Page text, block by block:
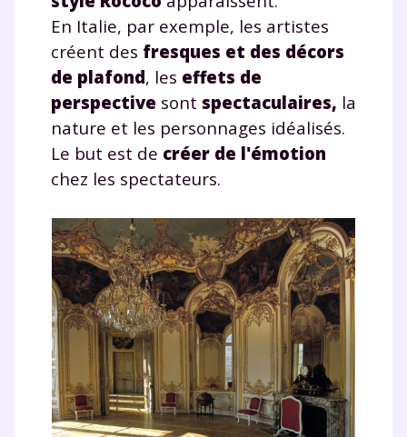
En Italie, par exemple, les artistes
créent des fresques et des décors
de plafond, les effets de
perspective sont spectaculaires, la
nature et les personnages idéalisés.
Le but est de créer de l'émotion
chez les spectateurs.